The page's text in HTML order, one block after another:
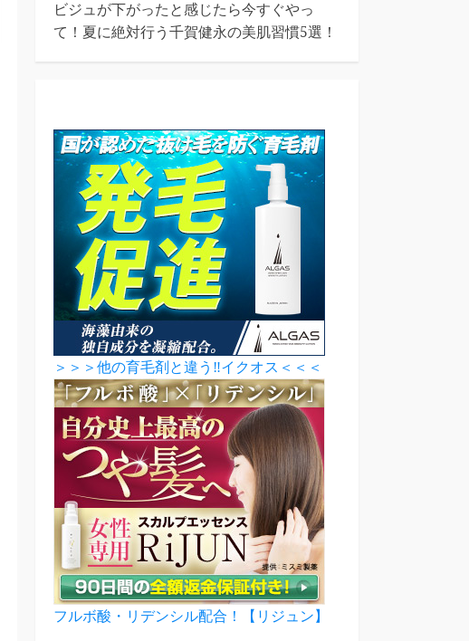
ビジュが下がったと感じたら今すぐやっ
て！夏に絶対行う千賀健永の美肌習慣5選！
＞＞＞他の育毛剤と違う‼イクオス＜＜＜
フルボ酸・リデンシル配合！【リジュン】